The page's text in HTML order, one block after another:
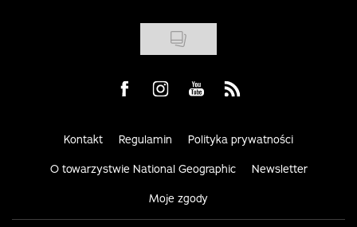
Visit us on Facebook
Visit us on Instagram
Visit us on Youtube
Visit us on Rss
Kontakt Regulamin Polityka prywatności
O towarzystwie National Geographic Newsletter
Moje zgody